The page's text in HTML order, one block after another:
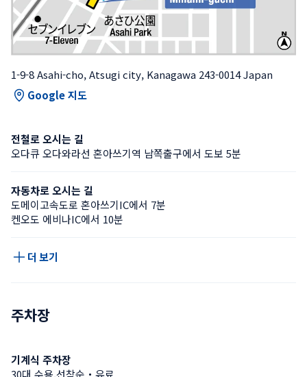
1-9-8 Asahi-cho, Atsugi city, Kanagawa 243-0014 Japan
Google 지도
전철로 오시는 길
오다큐 오다와라선 혼아쓰기역 남쪽출구에서 도보 5분
자동차로 오시는 길
도메이고속도로 혼아쓰기IC에서 7분
켄오도 에비나IC에서 10분
더 보기
주차장
기계식 주차장
30대 수용,선착순・유료